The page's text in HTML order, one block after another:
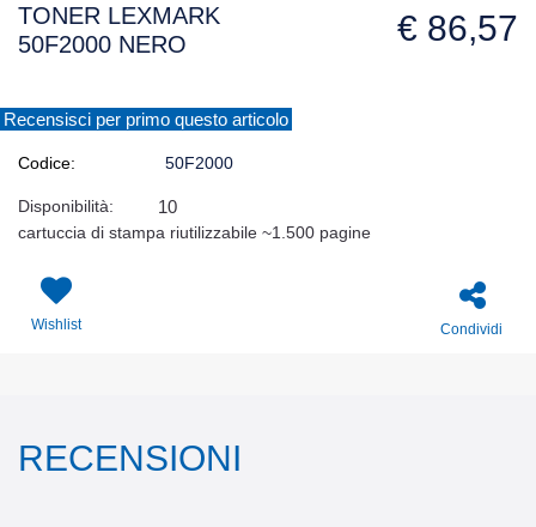
TONER LEXMARK
50F2000 NERO
€ 86,57
Recensisci per primo questo articolo
Codice: 50F2000
Disponibilità: 10
cartuccia di stampa riutilizzabile ~1.500 pagine
Wishlist Condividi
RECENSIONI